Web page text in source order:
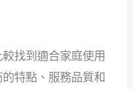
找到適合家庭使用
特點、服務品質和